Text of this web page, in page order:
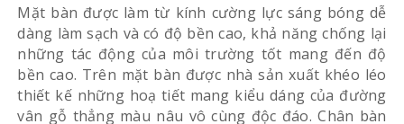
Mặt bàn được làm từ kính cường lực sáng bóng dễ
dàng làm sạch và có độ bền cao, khả năng chống lại
những tác động của môi trường tốt mang đến độ
bền cao. Trên mặt bàn được nhà sản xuất khéo léo
thiết kế những hoạ tiết mang kiểu dáng của đường
vân gỗ thẳng màu nâu vô cùng độc đáo. Chân bàn